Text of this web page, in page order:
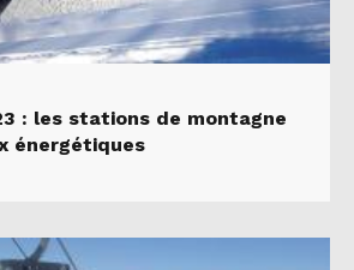
: les stations de montagne
énergétiques